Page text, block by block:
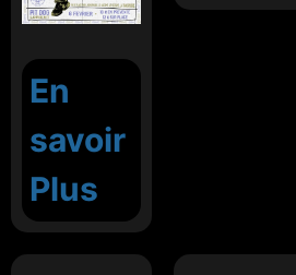
En
savoir
Plus